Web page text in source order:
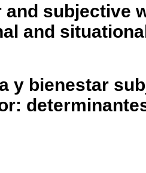
and subjective
and
y bienestar